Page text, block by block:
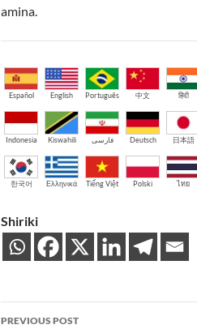
amina.
Español English Português 中文 हिंदी
Indonesia Kiswahili فارسی Deutsch 日本語
한국어 Ελληνικά Tiếng Việt Polski ไทย
Shiriki
Post
PREVIOUS POST